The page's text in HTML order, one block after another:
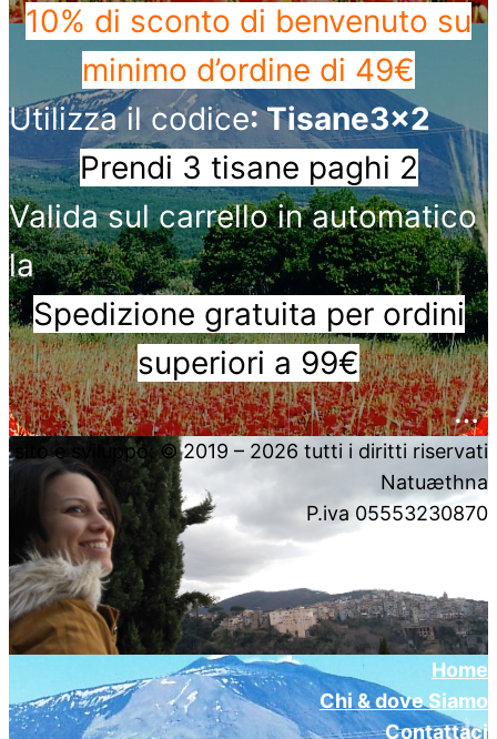
10% di sconto di benvenuto su
minimo d’ordine di 49€
Utilizza il codice: Tisane3x2
Prendi 3 tisane paghi 2
Valida sul carrello in automatico
la
Spedizione gratuita per ordini
superiori a 99€
….
sito e sviluppo: © 2019 – 2026 tutti i diritti riservati
Natuæthna
P.iva 05553230870
Home
Chi & dove Siamo
Contattaci